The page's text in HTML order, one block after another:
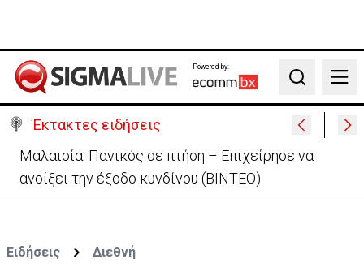
Powered by:
Search
Έκτακτες ειδήσεις
Μαλαισία: Πανικός σε πτήση – Επιχείρησε να
ανοίξει την έξοδο κυνδίνου (ΒΙΝΤΕΟ)
Ειδήσεις Διεθνή